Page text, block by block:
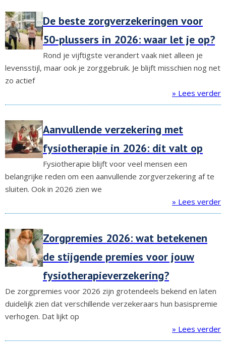
De beste zorgverzekeringen voor
50-plussers in 2026: waar let je op?
Rond je vijftigste verandert vaak niet alleen je
levensstijl, maar ook je zorggebruik. Je blijft misschien nog net
zo actief
» Lees verder
Aanvullende verzekering met
fysiotherapie in 2026: dit valt op
Fysiotherapie blijft voor veel mensen een
belangrijke reden om een aanvullende zorgverzekering af te
sluiten. Ook in 2026 zien we
» Lees verder
Zorgpremies 2026: wat betekenen
de stijgende premies voor jouw
fysiotherapieverzekering?
De zorgpremies voor 2026 zijn grotendeels bekend en laten
duidelijk zien dat verschillende verzekeraars hun basispremie
verhogen. Dat lijkt op
» Lees verder